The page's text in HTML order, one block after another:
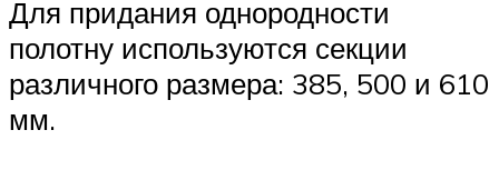
Для придания однородности
полотну используются секции
различного размера: 385, 500 и 610
мм.